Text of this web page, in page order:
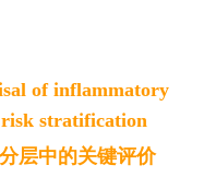
of inflammatory
stratification
层中的关键评价